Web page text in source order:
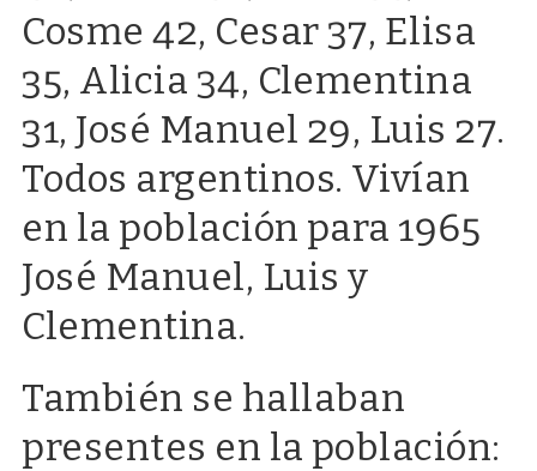
Cosme 42, Cesar 37, Elisa
35, Alicia 34, Clementina
31, José Manuel 29, Luis 27.
Todos argentinos. Vivían
en la población para 1965
José Manuel, Luis y
Clementina.
También se hallaban
presentes en la población: